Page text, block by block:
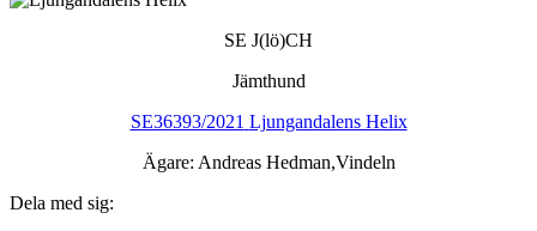
SE J(lö)CH
Jämthund
SE36393/2021 Ljungandalens Helix
Ägare: Andreas Hedman,Vindeln
Dela med sig: